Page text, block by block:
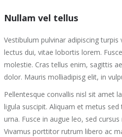
Nullam vel tellus
Vestibulum pulvinar adipiscing turpis
lectus dui, vitae lobortis lorem.
molestie. Cras tellus enim, sagittis
dolor. Mauris molliadipisg elit, in
Pellentesque convallis nisl sit amet
ligula suscipit. Aliquam et metus
urna. Fusce in augue leo, sed
Vivamus porttitor rutrum libero ac